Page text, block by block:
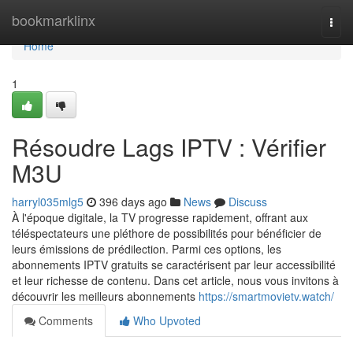
bookmarklinx
Home
Home
1
Résoudre Lags IPTV : Vérifier
M3U
harryl035mlg5 396 days ago News
Discuss
À l'époque digitale, la TV progresse rapidement, offrant aux
téléspectateurs une pléthore de possibilités pour bénéficier de
leurs émissions de prédilection. Parmi ces options, les
abonnements IPTV gratuits se caractérisent par leur accessibilité
et leur richesse de contenu. Dans cet article, nous vous invitons à
découvrir les meilleurs abonnements https://smartmovietv.watch/
Comments
Who Upvoted